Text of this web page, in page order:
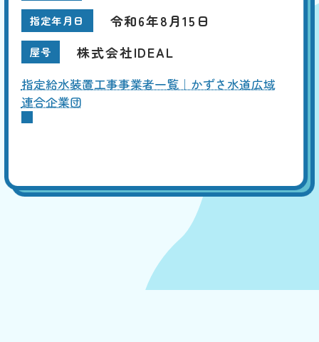
指定年月日 令和6年8月15日
屋号 株式会社IDEAL
指定給水装置工事事業者一覧｜かずさ水道広域
連合企業団